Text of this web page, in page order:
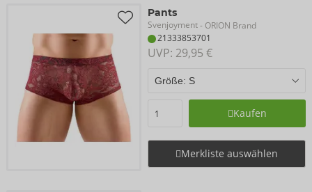
Pants
Svenjoyment- ORION Brand
21333853701
UVP: 29,95 €
Kaufen
Merkliste auswählen